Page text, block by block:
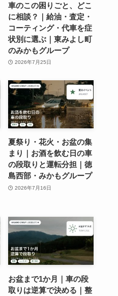
車のこの困りごと、どこ
に相談？｜給油・査定・
コーティング・代車を症
状別に選ぶ｜東みよし町
のみかもグループ
2026年7月25日
夏祭り・花火・お盆の集
まり｜お酒を飲む日の車
の段取りと運転分担｜徳
島西部・みかもグループ
2026年7月16日
お盆まで1か月｜車の段
取りは逆算で決める｜整